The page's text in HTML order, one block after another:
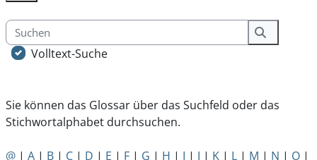
Suchen
Suchen
Volltext-Suche
Sie können das Glossar über das Suchfeld oder das
Stichwortalphabet durchsuchen.
@ | A | B | C | D | E | F | G | H | I | J | K | L | M | N | O |